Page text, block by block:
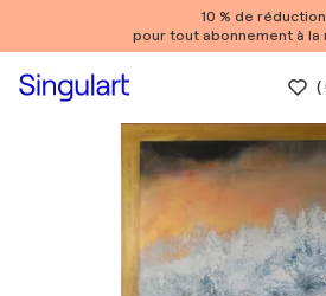
10 % de réduction
pour tout abonnement à la
(